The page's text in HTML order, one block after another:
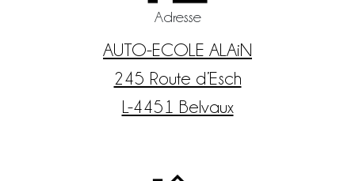
Adresse
AUTO-ECOLE ALAiN
245 Route d’Esch
L-4451 Belvaux